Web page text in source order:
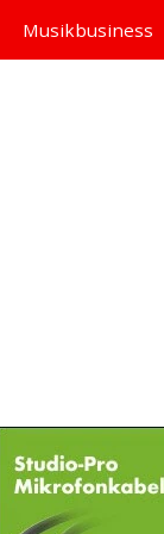
Musikbusiness